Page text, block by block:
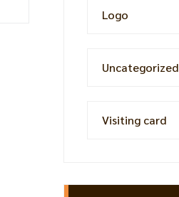
Logo
Uncategorized
Visiting card